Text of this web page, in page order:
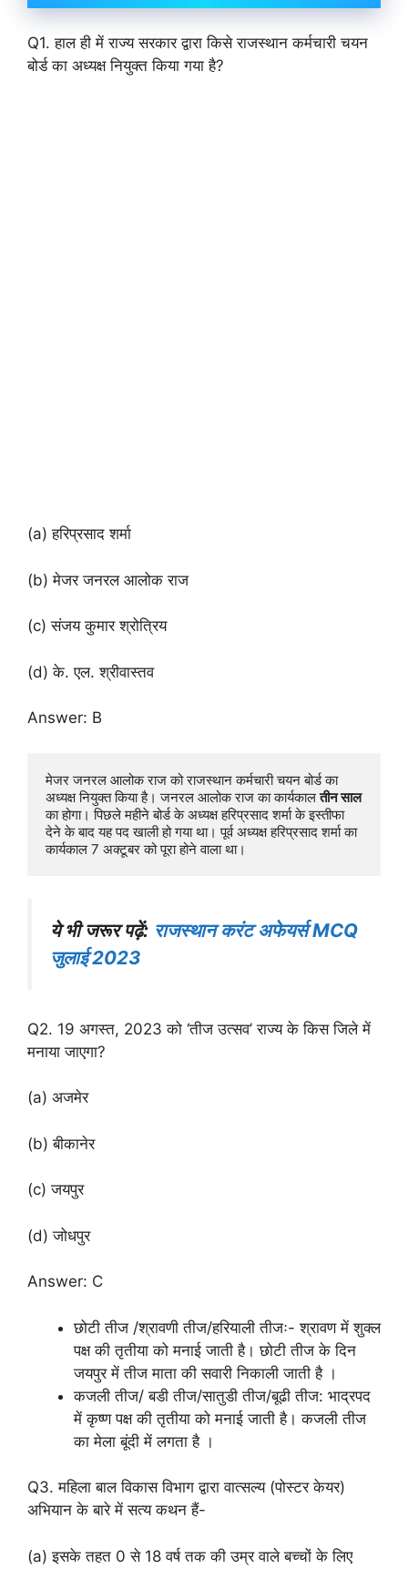
Q1. हाल ही में राज्य सरकार द्वारा किसे राजस्थान कर्मचारी चयन
बोर्ड का अध्यक्ष नियुक्त किया गया है?
(a) हरिप्रसाद शर्मा
(b) मेजर जनरल आलोक राज
(c) संजय कुमार श्रोत्रिय
(d) के. एल. श्रीवास्तव
Answer: B
मेजर जनरल आलोक राज को राजस्थान कर्मचारी चयन बोर्ड का
अध्यक्ष नियुक्त किया है। जनरल आलोक राज का कार्यकाल तीन साल
का होगा। पिछले महीने बोर्ड के अध्यक्ष हरिप्रसाद शर्मा के इस्तीफा
देने के बाद यह पद खाली हो गया था। पूर्व अध्यक्ष हरिप्रसाद शर्मा का
कार्यकाल 7 अक्टूबर को पूरा होने वाला था।
ये भी जरूर पढ़ें: राजस्थान करंट अफेयर्स MCQ
जुलाई 2023
Q2. 19 अगस्त, 2023 को ‘तीज उत्सव’ राज्य के किस जिले में
मनाया जाएगा?
(a) अजमेर
(b) बीकानेर
(c) जयपुर
(d) जोधपुर
Answer: C
छोटी तीज /श्रावणी तीज/हरियाली तीजः- श्रावण में शुक्ल
पक्ष की तृतीया को मनाई जाती है। छोटी तीज के दिन
जयपुर में तीज माता की सवारी निकाली जाती है ।
कजली तीज/ बडी तीज/सातुडी तीज/बूढी तीज: भाद्रपद
में कृष्ण पक्ष की तृतीया को मनाई जाती है। कजली तीज
का मेला बूंदी में लगता है ।
Q3. महिला बाल विकास विभाग द्वारा वात्सल्य (पोस्टर केयर)
अभियान के बारे में सत्य कथन हैं-
(a) इसके तहत 0 से 18 वर्ष तक की उम्र वाले बच्चों के लिए